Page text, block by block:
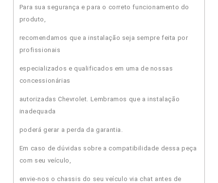
Para sua segurança e para o correto funcionamento do
produto,
recomendamos que a instalação seja sempre feita por
profissionais
especializados e qualificados em uma de nossas
concessionárias
autorizadas Chevrolet. Lembramos que a instalação
inadequada
poderá gerar a perda da garantia.
Em caso de dúvidas sobre a compatibilidade dessa peça
com seu veículo,
envie-nos o chassis do seu veículo via chat antes de